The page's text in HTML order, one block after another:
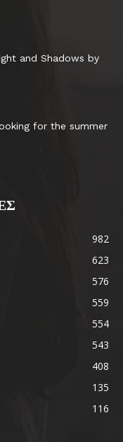
and Shadows by
for the summer
982
623
576
559
554
543
408
135
116